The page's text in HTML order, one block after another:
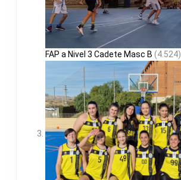
FAP a Nivel 3 Cadete Masc B (4.524)